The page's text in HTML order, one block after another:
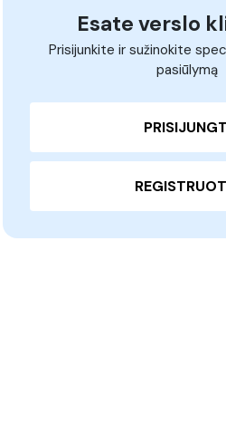
Esate verslo
Prisijunkite ir sužinokite
pasiūlymą